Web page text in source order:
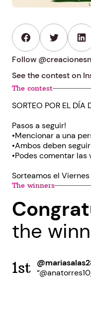
Follow
See the contest on
The contest
SORTEO POR EL DÍA
Pasos a seguir!
•Mencionar a una
•Ambos deben
•Podes comentar
Sorteamos el
The winners
the
1st